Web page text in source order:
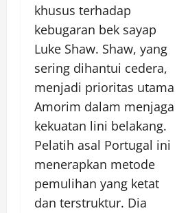
khusus terhadap
kebugaran bek sayap
Luke Shaw. Shaw, yang
sering dihantui cedera,
menjadi prioritas utama
Amorim dalam menjaga
kekuatan lini belakang.
Pelatih asal Portugal ini
menerapkan metode
pemulihan yang ketat
dan terstruktur. Dia